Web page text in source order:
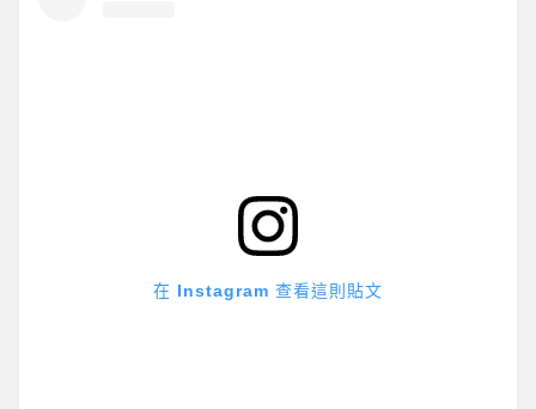
在 Instagram 查看這則貼文